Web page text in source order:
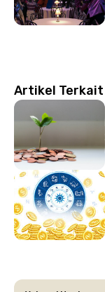
Artikel Terkait